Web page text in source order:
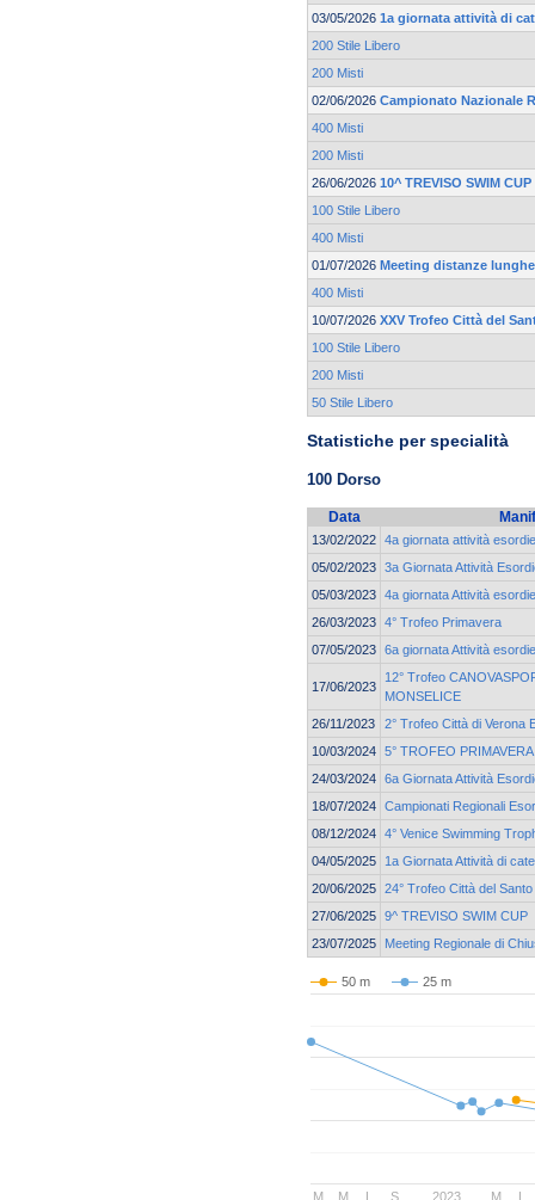
03/05/2026 1a giornata attività di
200 Stile Libero
200 Misti
02/06/2026 Campionato Nazionale
400 Misti
200 Misti
26/06/2026 10^ TREVISO SWIM CUP
100 Stile Libero
400 Misti
01/07/2026 Meeting distanze
400 Misti
10/07/2026 XXV Trofeo Città del
100 Stile Libero
200 Misti
50 Stile Libero
Statistiche per specialità
100 Dorso
Data
13/02/2022 4a giornata attività
05/02/2023 3a Giornata Attività
05/03/2023 4a giornata Attività
26/03/2023 4° Trofeo Primavera
07/05/2023 6a giornata Attività
17/06/2023
12° Trofeo
MONSELICE
26/11/2023
2° Trofeo Città di Verona
10/03/2024 5° TROFEO
24/03/2024 6a Giornata Attività
18/07/2024 Campionati Regionali
08/12/2024 4° Venice Swimming
04/05/2025
1a Giornata Attività di
20/06/2025 24° Trofeo Città del Santo
27/06/2025 9^ TREVISO SWIM CUP
23/07/2025
Meeting Regionale di
50 m 25 m
2023
M M S M